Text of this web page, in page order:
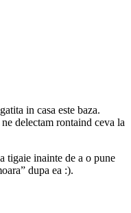
in casa este baza.
delectam rontaind ceva la
tigaie inainte de a o pune
dupa ea :).